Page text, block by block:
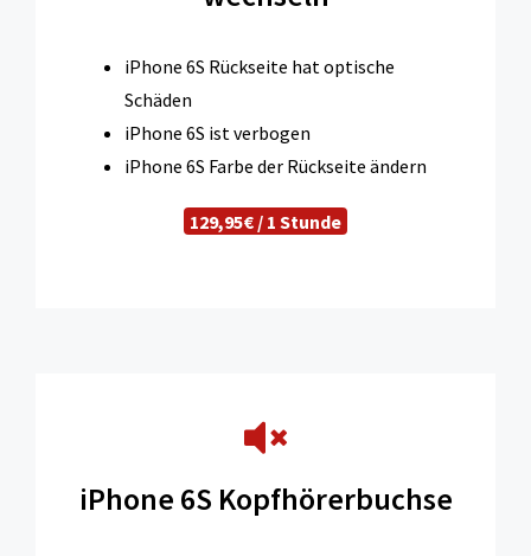
iPhone 6S Rückseite hat optische
Schäden
iPhone 6S ist verbogen
iPhone 6S Farbe der Rückseite ändern
129,95€ / 1 Stunde
iPhone 6S Kopfhörerbuchse